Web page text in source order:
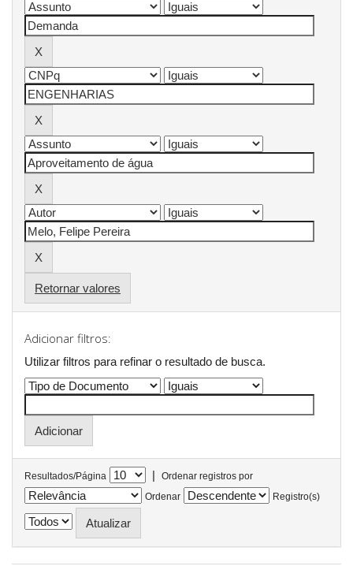
Retornar valores
Adicionar filtros:
Utilizar filtros para refinar o resultado de busca.
Resultados/Página |
Ordenar registros por
Ordenar
Registro(s)